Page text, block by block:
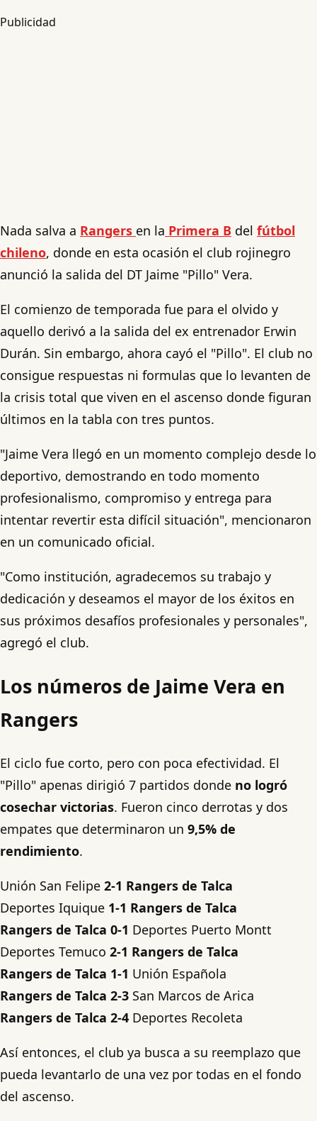
Publicidad
Nada salva a Rangers en la Primera B del fútbol
chileno, donde en esta ocasión el club rojinegro
anunció la salida del DT Jaime "Pillo" Vera.
El comienzo de temporada fue para el olvido y
aquello derivó a la salida del ex entrenador Erwin
Durán. Sin embargo, ahora cayó el "Pillo". El club no
consigue respuestas ni formulas que lo levanten de
la crisis total que viven en el ascenso donde figuran
últimos en la tabla con tres puntos.
"Jaime Vera llegó en un momento complejo desde lo
deportivo, demostrando en todo momento
profesionalismo, compromiso y entrega para
intentar revertir esta difícil situación", mencionaron
en un comunicado oficial.
"Como institución, agradecemos su trabajo y
dedicación y deseamos el mayor de los éxitos en
sus próximos desafíos profesionales y personales",
agregó el club.
Los números de Jaime Vera en
Rangers
El ciclo fue corto, pero con poca efectividad. El
"Pillo" apenas dirigió 7 partidos donde no logró
cosechar victorias. Fueron cinco derrotas y dos
empates que determinaron un 9,5% de
rendimiento.
Unión San Felipe 2-1 Rangers de Talca
Deportes Iquique 1-1 Rangers de Talca
Rangers de Talca 0-1 Deportes Puerto Montt
Deportes Temuco 2-1 Rangers de Talca
Rangers de Talca 1-1 Unión Española
Rangers de Talca 2-3 San Marcos de Arica
Rangers de Talca 2-4 Deportes Recoleta
Así entonces, el club ya busca a su reemplazo que
pueda levantarlo de una vez por todas en el fondo
del ascenso.